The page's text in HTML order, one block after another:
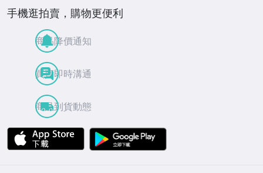
手機逛拍賣，購物更便利
商品降價通知
買賣即時溝通
商品到貨動態
APP Store